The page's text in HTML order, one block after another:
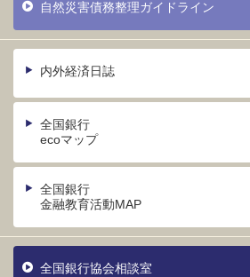
自然災害債務整理ガイドライン
内外経済日誌
全国銀行
ecoマップ
全国銀行
金融教育活動MAP
全国銀行協会相談室